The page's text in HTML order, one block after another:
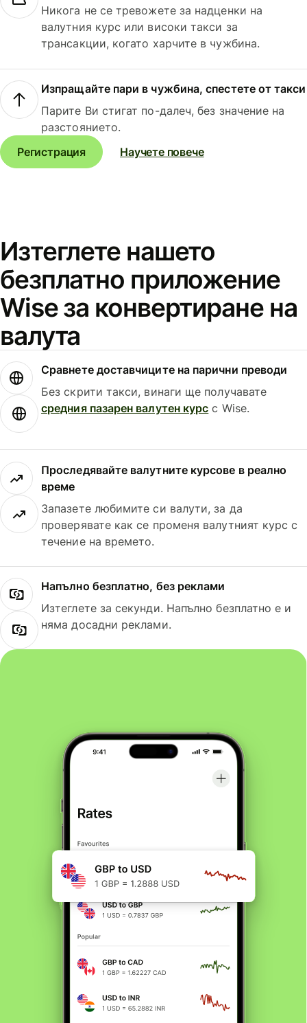
Никога не се тревожете за надценки на
валутния курс или високи такси за
трансакции, когато харчите в чужбина.
Изпращайте пари в чужбина, спестете от такси
Парите Ви стигат по-далеч, без значение на
разстоянието.
Регистрация
Научете повече
Изтеглете нашето
безплатно приложение
Wise за конвертиране на
валута
Сравнете доставчиците на парични преводи
Без скрити такси, винаги ще получавате
средния пазарен валутен курс с Wise.
Проследявайте валутните курсове в реално
време
Запазете любимите си валути, за да
проверявате как се променя валутният курс с
течение на времето.
Напълно безплатно, без реклами
Изтеглете за секунди. Напълно безплатно е и
няма досадни реклами.